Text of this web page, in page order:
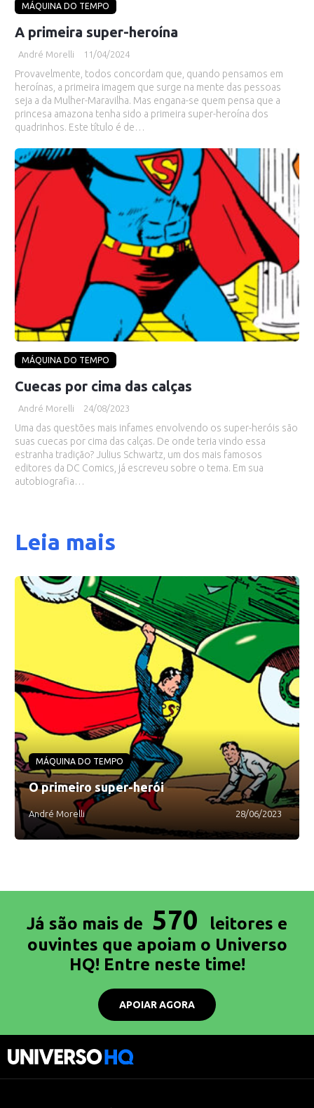
MÁQUINA DO TEMPO
A primeira super-heroína
André Morelli 11/04/2024
Provavelmente, todos concordam que, quando pensamos em
heroínas, a primeira imagem que surge na mente das pessoas
seja a da Mulher-Maravilha. Mas engana-se quem pensa que a
princesa amazona tenha sido a primeira super-heroína dos
quadrinhos. Este título é de…
MÁQUINA DO TEMPO
Cuecas por cima das calças
André Morelli 24/08/2023
Uma das questões mais infames envolvendo os super-heróis são
suas cuecas por cima das calças. De onde teria vindo essa
estranha tradição? Julius Schwartz, um dos mais famosos
editores da DC Comics, já escreveu sobre o tema. Em sua
autobiografia…
Leia mais
MÁQUINA DO TEMPO
O primeiro super-herói
André Morelli 28/06/2023
Já são mais de 570
leitores e
ouvintes que apoiam o Universo
HQ! Entre neste time!
APOIAR AGORA